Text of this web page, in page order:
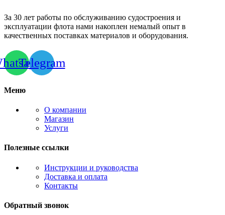
За 30 лет работы по обслуживанию судостроения и
эксплуатации флота нами накоплен немалый опыт в
качественных поставках материалов и оборудования.
Telegram
Меню
О компании
Магазин
Услуги
Полезные ссылки
Инструкции и руководства
Доставка и оплата
Контакты
Обратный звонок